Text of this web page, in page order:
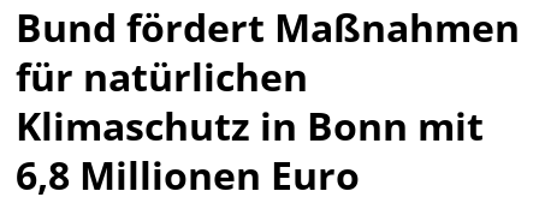
Bund fördert Maßnahmen
für natürlichen
Klimaschutz in Bonn mit
6,8 Millionen Euro